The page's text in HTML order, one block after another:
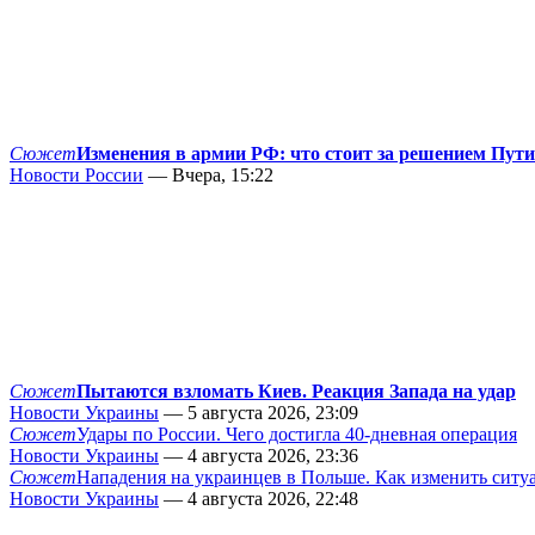
СюжетИзменения в армии РФ: что стоит за решением
Новости России — Вчера, 15:22
СюжетПытаются взломать Киев. Реакция Запада на удар
Новости Украины — 5 августа 2026, 23:09
СюжетУдары по России. Чего достигла 40-дневная операция
Новости Украины — 4 августа 2026, 23:36
СюжетНападения на украинцев в Польше. Как изменить
Новости Украины — 4 августа 2026, 22:48